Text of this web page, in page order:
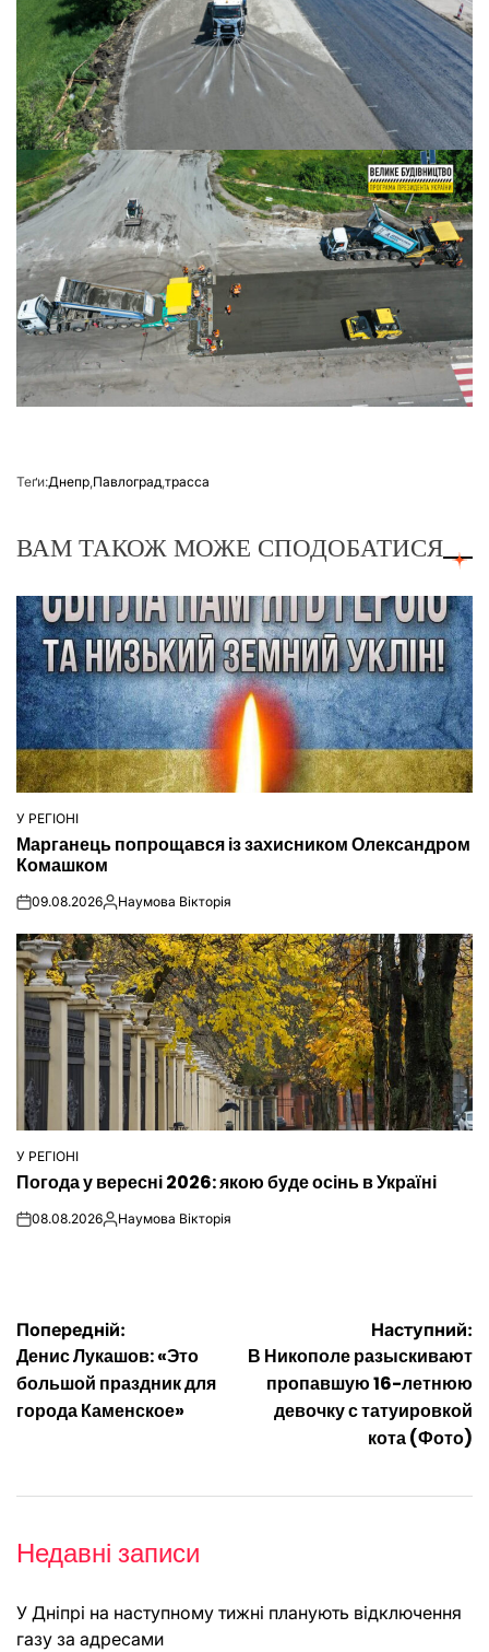
Теґи:Днепр,Павлоград,трасса
ВАМ ТАКОЖ МОЖЕ СПОДОБАТИСЯ
ОПУБЛІКУВАТИ
У
У РЕГІОНІ
Марганець попрощався із захисником Олександром
Комашком
on09.08.2026Опубліковано
Наумова Вікторія
ОПУБЛІКУВАТИ
У РЕГІОНІ
Погода у вересні 2026: якою буде осінь в Україні
on08.08.2026Опубліковано
Наумова Вікторія
Навігація
записів
Попередній:
Денис Лукашов: «Это
большой праздник для
города Каменское»
Наступний:
В Никополе разыскивают
пропавшую 16-летнюю
девочку с татуировкой
кота (Фото)
Недавні записи
У Дніпрі на наступному тижні планують відключення
газу за адресами